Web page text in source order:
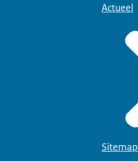
Actueel
Sitemap